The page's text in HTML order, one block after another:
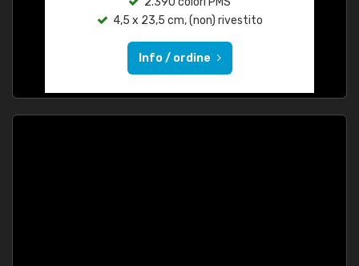
4,5 x 23,5 cm, (non) rivestito
Info / ordine